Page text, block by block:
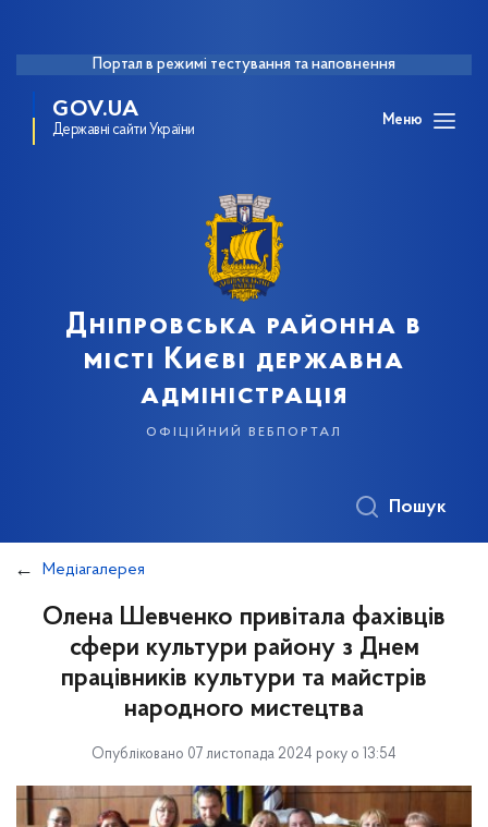
Портал в режимі тестування та наповнення
GOV.UA
Державні сайти України
Меню
Дніпровська районна в
місті Києві державна
адміністрація
офіційний вебпортал
Пошук
Медіагалерея
Олена Шевченко привітала фахівців
сфери культури району з Днем
працівників культури та майстрів
народного мистецтва
Опубліковано 07 листопада 2024 року о 13:54